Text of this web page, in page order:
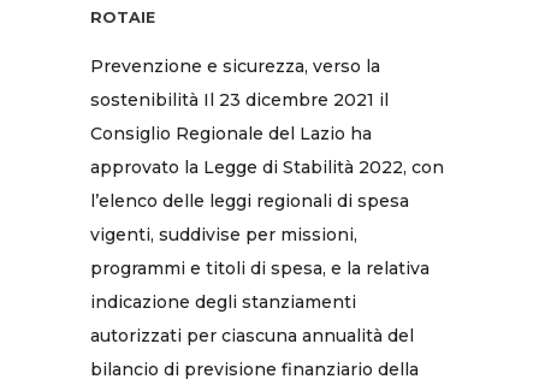
ROTAIE
Prevenzione e sicurezza, verso la
sostenibilità Il 23 dicembre 2021 il
Consiglio Regionale del Lazio ha
approvato la Legge di Stabilità 2022, con
l’elenco delle leggi regionali di spesa
vigenti, suddivise per missioni,
programmi e titoli di spesa, e la relativa
indicazione degli stanziamenti
autorizzati per ciascuna annualità del
bilancio di previsione finanziario della